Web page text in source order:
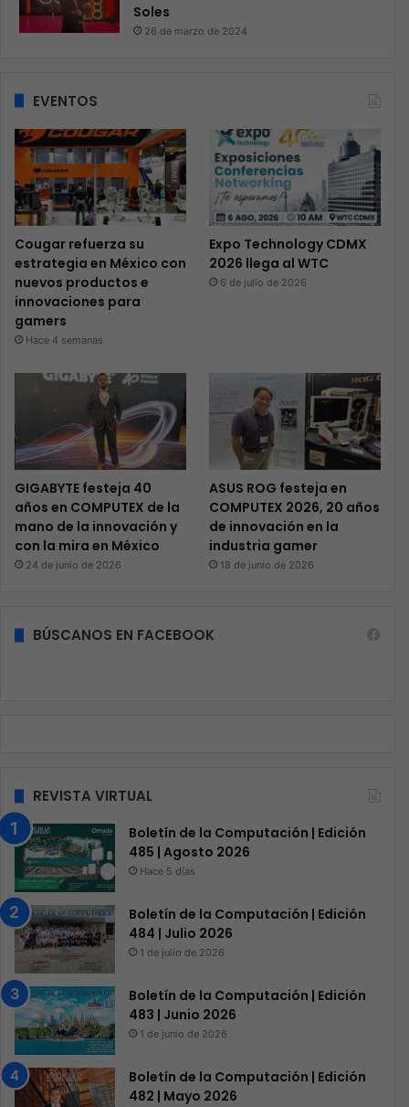
Soles
26 de marzo de 2024
EVENTOS
Cougar refuerza su
estrategia en México con
nuevos productos e
innovaciones para
gamers
Hace 4 semanas
Expo Technology CDMX
2026 llega al WTC
6 de julio de 2026
GIGABYTE festeja 40
años en COMPUTEX de la
mano de la innovación y
con la mira en México
24 de junio de 2026
ASUS ROG festeja en
COMPUTEX 2026, 20 años
de innovación en la
industria gamer
18 de junio de 2026
BÚSCANOS EN FACEBOOK
REVISTA VIRTUAL
Boletín de la Computación | Edición
485 | Agosto 2026
Hace 5 días
Boletín de la Computación | Edición
484 | Julio 2026
1 de julio de 2026
Boletín de la Computación | Edición
483 | Junio 2026
1 de junio de 2026
Boletín de la Computación | Edición
482 | Mayo 2026